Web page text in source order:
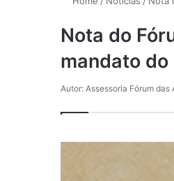
Nota do
mandato
Autor: Assessoria Fórum das